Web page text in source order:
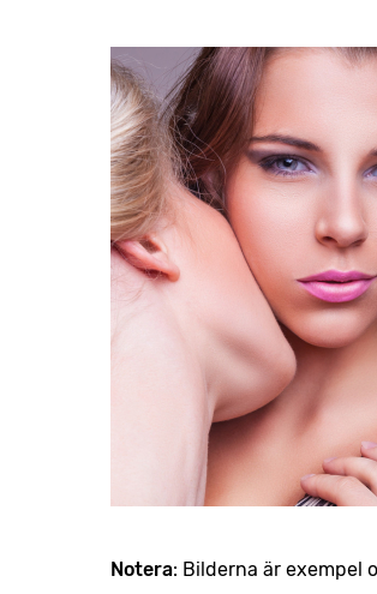
Notera: Bilderna är exempel